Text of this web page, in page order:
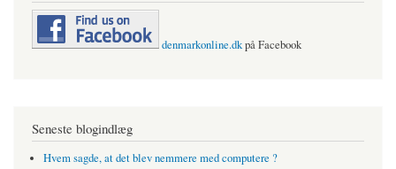
denmarkonline.dkpå Facebook
Seneste blogindlæg
Hvem sagde, at det blev nemmere med computere ?